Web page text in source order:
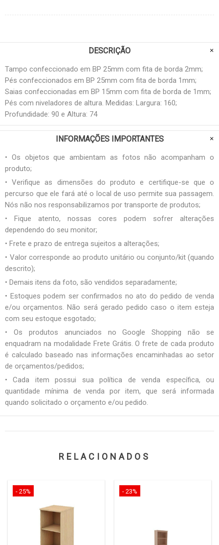
DESCRIÇÃO
Tampo confeccionado em BP 25mm com fita de borda 2mm;
Pés confeccionados em BP 25mm com fita de borda 1mm;
Saias confeccionadas em BP 15mm com fita de borda de 1mm;
Pés com niveladores de altura. Medidas: Largura: 160;
Profundidade: 90 e Altura: 74
INFORMAÇÕES IMPORTANTES
• Os objetos que ambientam as fotos não acompanham o
produto;
• Verifique as dimensões do produto e certifique-se que o
percurso que ele fará até o local de uso permite sua passagem.
Nós não nos responsabilizamos por transporte de produtos;
• Fique atento, nossas cores podem sofrer alterações
dependendo do seu monitor;
• Frete e prazo de entrega sujeitos a alterações;
• Valor corresponde ao produto unitário ou conjunto/kit (quando
descrito);
• Demais itens da foto, são vendidos separadamente;
• Estoques podem ser confirmados no ato do pedido de venda
e/ou orçamentos. Não será gerado pedido caso o item esteja
com seu estoque esgotado;
• Os produtos anunciados no Google Shopping não se
enquadram na modalidade Frete Grátis. O frete de cada produto
é calculado baseado nas informações encaminhadas ao setor
de orçamentos/pedidos;
• Cada item possui sua política de venda específica, ou
quantidade mínima de venda por item, que será informada
quando solicitado o orçamento e/ou pedido.
RELACIONADOS
- 25% - 23%